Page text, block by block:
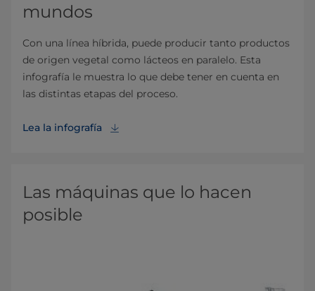
mundos
Con una línea híbrida, puede producir tanto productos
de origen vegetal como lácteos en paralelo. Esta
infografía le muestra lo que debe tener en cuenta en
las distintas etapas del proceso.
Lea la infografía
Las máquinas que lo hacen
posible